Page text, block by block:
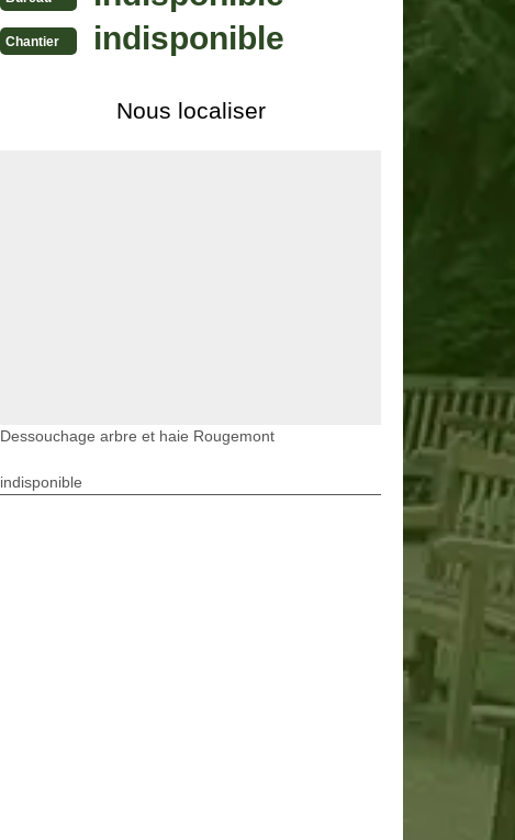
Chantier indisponible
Nous localiser
Dessouchage arbre et haie Rougemont
indisponible